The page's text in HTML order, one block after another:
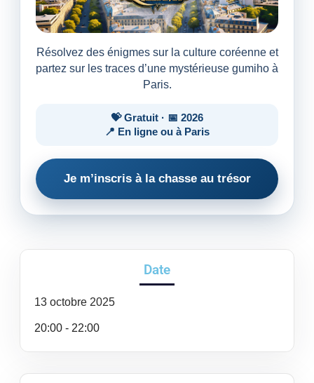
Résolvez des énigmes sur la culture coréenne et
partez sur les traces d’une mystérieuse gumiho à
Paris.
💝 Gratuit · 📅 2026
📍 En ligne ou à Paris
Je m’inscris à la chasse au trésor
Date
13 octobre 2025
20:00 - 22:00